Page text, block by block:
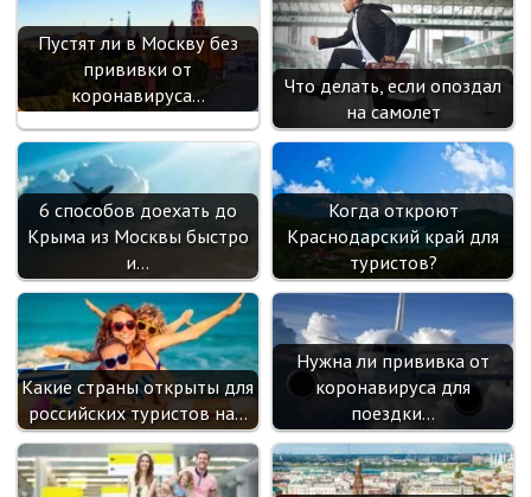
Пустят ли в Москву без
прививки от
коронавируса…
Что делать, если опоздал
на самолет
6 способов доехать до
Крыма из Москвы быстро
и…
Когда откроют
Краснодарский край для
туристов?
Какие страны открыты для
российских туристов на…
Нужна ли прививка от
коронавируса для
поездки…